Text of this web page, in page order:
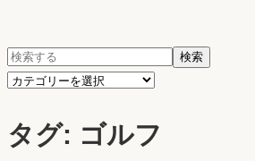
検
索:
検索
カ
ゴ
リ
タグ: ゴルフ